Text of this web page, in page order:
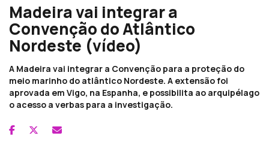
Madeira vai integrar a
Convenção do Atlântico
Nordeste (vídeo)
A Madeira vai integrar a Convenção para a proteção do
meio marinho do atlântico Nordeste. A extensão foi
aprovada em Vigo, na Espanha, e possibilita ao arquipélago
o acesso a verbas para a investigação.